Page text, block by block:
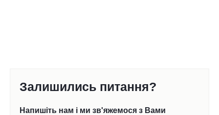
Залишились питання?
Напишіть нам і ми зв'яжемося з Вами